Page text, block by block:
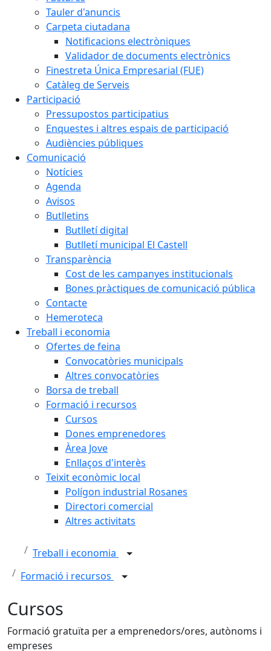
Tauler d'anuncis
Carpeta ciutadana
Notificacions electròniques
Validador de documents electrònics
Finestreta Única Empresarial (FUE)
Catàleg de Serveis
Participació
Pressupostos participatius
Enquestes i altres espais de participació
Audiències públiques
Comunicació
Notícies
Agenda
Avisos
Butlletins
Butlletí digital
Butlletí municipal El Castell
Transparència
Cost de les campanyes institucionals
Bones pràctiques de comunicació pública
Contacte
Hemeroteca
Treball i economia
Ofertes de feina
Convocatòries municipals
Altres convocatòries
Borsa de treball
Formació i recursos
Cursos
Dones emprenedores
Àrea Jove
Enllaços d'interès
Teixit econòmic local
Polígon industrial Rosanes
Directori comercial
Altres activitats
Treball i economia
Formació i recursos
Cursos
Formació gratuïta per a emprenedors/ores, autònoms i
empreses